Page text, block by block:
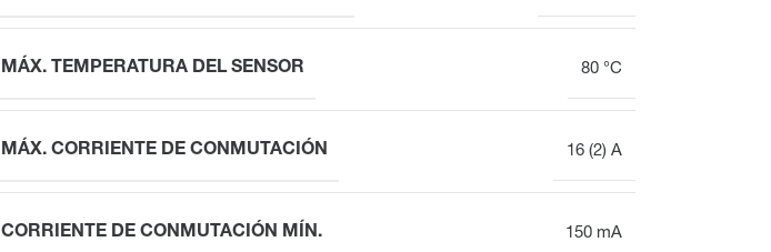
Actuadores
MÁX. TEMPERATURA DEL SENSOR 80 °C
MÁX. CORRIENTE DE CONMUTACIÓN 16 (2) A
CORRIENTE DE CONMUTACIÓN MÍN. 150 mA